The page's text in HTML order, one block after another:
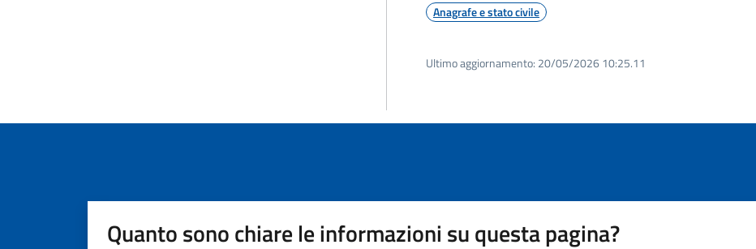
Anagrafe e stato civile
Ultimo aggiornamento: 20/05/2026 10:25.11
Quanto sono chiare le informazioni su questa pagina?